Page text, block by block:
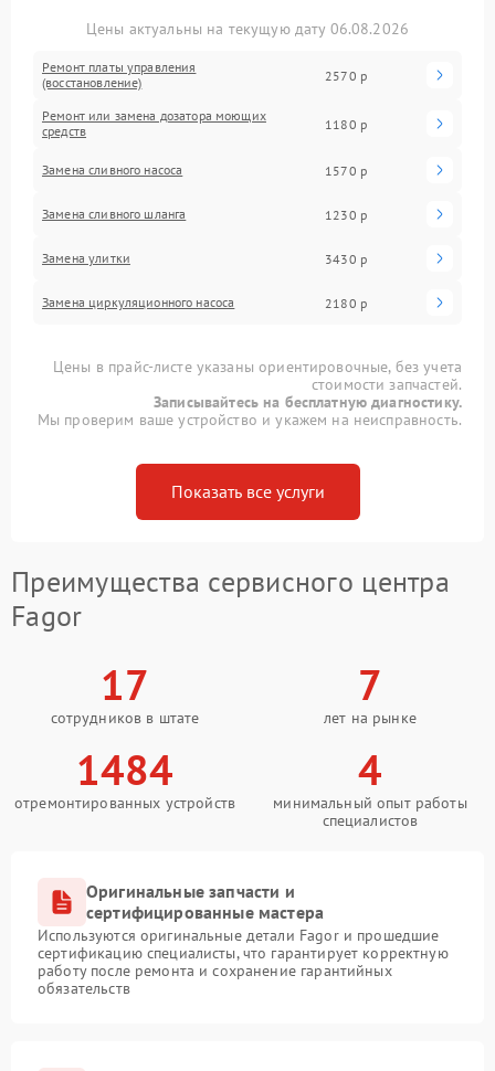
Цены актуальны на текущую дату 06.08.2026
Ремонт платы управления
(восстановление)
2570 р
Ремонт или замена дозатора моющих
средств
1180 р
Замена сливного насоса 1570 р
Замена сливного шланга 1230 р
Замена улитки 3430 р
Замена циркуляционного насоса 2180 р
Цены в прайс-листе указаны ориентировочные, без учета
стоимости запчастей.
Записывайтесь на бесплатную диагностику.
Мы проверим ваше устройство и укажем на неисправность.
Показать все услуги
Преимущества сервисного центра
Fagor
17
сотрудников в штате
7
лет на рынке
1484
отремонтированных устройств
4
минимальный опыт работы
специалистов
Оригинальные запчасти и
сертифицированные мастера
Используются оригинальные детали Fagor и прошедшие
сертификацию специалисты, что гарантирует корректную
работу после ремонта и сохранение гарантийных
обязательств